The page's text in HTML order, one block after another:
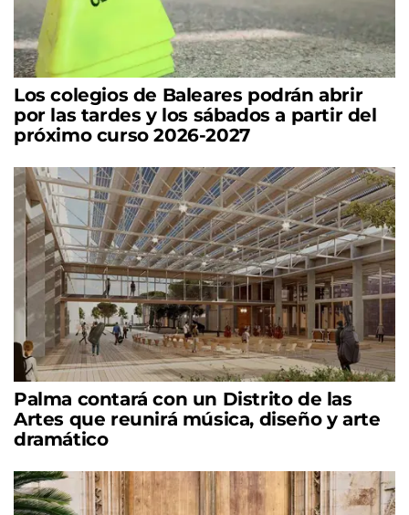
Los colegios de Baleares podrán abrir
por las tardes y los sábados a partir del
próximo curso 2026-2027
Palma contará con un Distrito de las
Artes que reunirá música, diseño y arte
dramático